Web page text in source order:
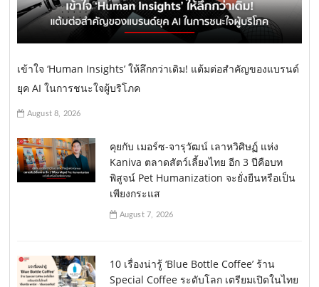
เข้าใจ ‘Human Insights’ ให้ลึกกว่าเดิม! แต้มต่อสำคัญของแบรนด์
ยุค AI ในการชนะใจผู้บริโภค
August 8, 2026
คุยกับ เมอร์ซ-จารุวัฒน์ เลาหวิศิษฏ์ แห่ง
Kaniva ตลาดสัตว์เลี้ยงไทย อีก 3 ปีคือบท
พิสูจน์ Pet Humanization จะยั่งยืนหรือเป็น
เพียงกระแส
August 7, 2026
10 เรื่องน่ารู้ ‘Blue Bottle Coffee’ ร้าน
Special Coffee ระดับโลก เตรียมเปิดในไทย